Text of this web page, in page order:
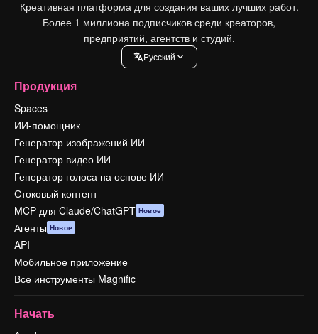
Креативная платформа для создания ваших лучших работ.
Более 1 миллиона подписчиков среди креаторов,
предприятий, агентств и студий.
Pусский
Продукция
Spaces
ИИ-помощник
Генератор изображений ИИ
Генератор видео ИИ
Генератор голоса на основе ИИ
Стоковый контент
MCP для Claude/ChatGPT Новое
Агенты Новое
API
Мобильное приложение
Все инструменты Magnific
Начать